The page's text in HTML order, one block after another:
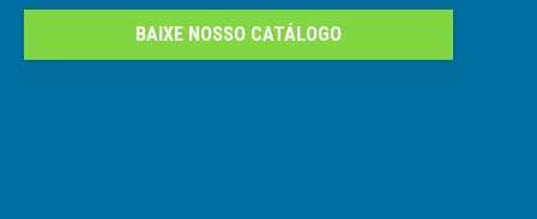
BAIXE NOSSO CATÁLOGO